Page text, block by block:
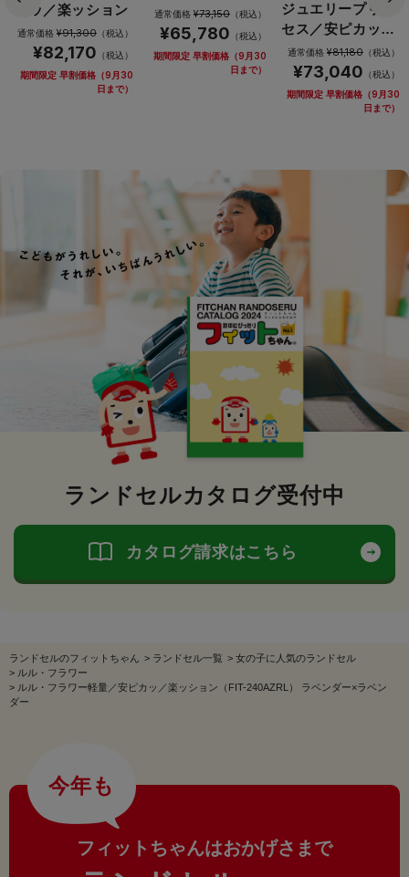
カッ／楽ッション
通常価格 ¥91,300 （税込）
¥82,170 （税込）
期間限定 早割価格（9月30
日まで）
通常価格 ¥73,150 （税込）
¥65,780 （税込）
期間限定 早割価格（9月30
日まで）
ジュエリープリン
セス／安ピカッ／
楽ッション
通常価格 ¥81,180 （税込）
¥73,040 （税込）
期間限定 早割価格（9月30
日まで）
ランドセルカタログ受付中
カタログ請求はこちら
ランドセルのフィットちゃん > ランドセル一覧 > 女の子に人気のランドセル
> ルル・フラワー
> ルル・フラワー軽量／安ピカッ／楽ッション（FIT-240AZRL） ラベンダー×ラベン
ダー
今年も
フィットちゃんはおかげさまで